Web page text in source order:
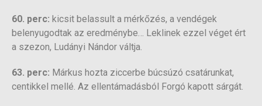
60. perc: kicsit belassult a mérkőzés, a vendégek
belenyugodtak az eredménybe… Leklinek ezzel véget ért
a szezon, Ludányi Nándor váltja.
63. perc: Márkus hozta ziccerbe búcsúzó csatárunkat,
centikkel mellé. Az ellentámadásból Forgó kapott sárgát.